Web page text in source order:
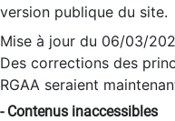
version publique du site.
Mise à jour du 06/03/
Des corrections des
RGAA seraient
- Contenus inaccessibles